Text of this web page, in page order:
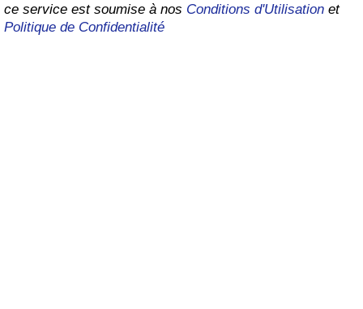
ce service est soumise à nos Conditions d'Utilisation et
Politique de Confidentialité
Indice de Criminalité (Actuel)